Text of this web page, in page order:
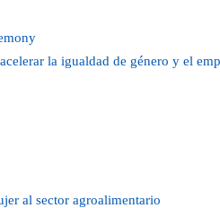
la igualdad de género y el
al sector agroalimentario